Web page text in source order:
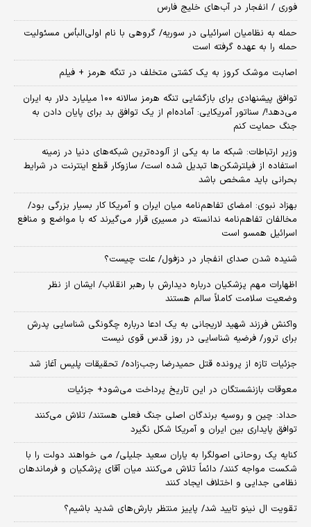
فوری / انفجار در آب‌های خلیج فارس
حمله به نظامیان اسرائیلی در سوریه/ گروهی با نام اولی‌البأس مسئولیت
حمله را به عهده گرفته است
اصابت موشک کروز به یک کشتی متخلف در تنگه هرمز + فیلم
توافق پیشنهادی برای بازگشایی تنگه هرمز سالانه ۱۰۰ میلیارد دلار به ایران
می‌دهد!/ سناتور آمریکایی: آماده‌ام از یک توافق بد برای پایان دادن به
جنگ حمایت کنم
وزیر ارتباطات: شبکه ما به یکی از آلوده‌ترین شبکه‌های دنیا در زمینه
استفاده از فیلترشکن‌ها تبدیل شده است/ سازوکار قطع اینترنت در شرایط
بحرانی باید مشخص باشد
بهزاد نبوی: امضای تفاهم‌نامه میان ایران و آمریکا کار بسیار بزرگی بود/
مخالفان تفاهم‌نامه ندانسته در مسیری قرار می‌گیرند که با مواضع و منافع
اسرائیل همسو است
شنیده شدن صدای انفجار در دزفول/ علت چیست؟
اظهارات مهم پزشکیان درباره دیدارش با رهبر انقلاب/ ایشان از نظر
وضعیت سلامت کاملاً سالم هستند
واکنش فرزند شهید لاریجانی به یک ادعا درباره چگونگی شناسایی پدرش
برای ترور/ فرضیه شناسایی در روز قدس قوی نیست
جزئیات تازه از پرونده قتل حمیدرضا رجب‌زاده/ تحقیقات پلیس آغاز شد
معوقات بازنشستگان در این تاریخ پرداخت می‌شود+ جزئیات
حداد: چین و روسیه برندگان اصلی جنگ فعلی هستند/ تلاش می‌کنند
توافق پایداری بین ایران و آمریکا شکل نگیرد
کنایه یک روحانی اصولگرا به یاران سعید جلیلی/ می خواهند دولت را با
شکست مواجه کنند/ دائماً تلاش می‌کنند میان آقای پزشکیان و فرماندهان
نظامی جدایی و اختلاف ایجاد کنند
تقویت ال نینو تایید شد/ پاییز منتظر بارش‌های شدید باشیم؟